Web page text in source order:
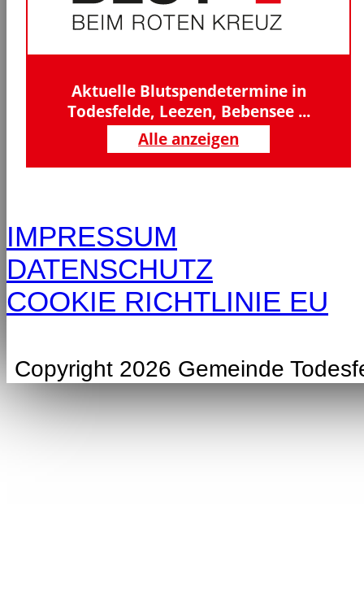
Aktuelle Blutspendetermine in
Todesfelde, Leezen, Bebensee ...
Alle anzeigen
IMPRESSUM
DATENSCHUTZ
COOKIE RICHTLINIE EU
Copyright 2026 Gemeinde